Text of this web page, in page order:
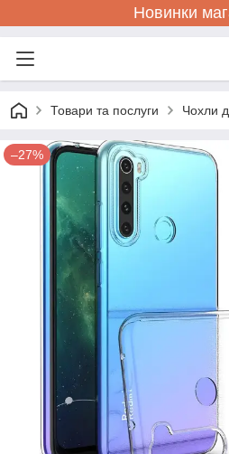
Новинки
Товари та послуги Чохли
–27%